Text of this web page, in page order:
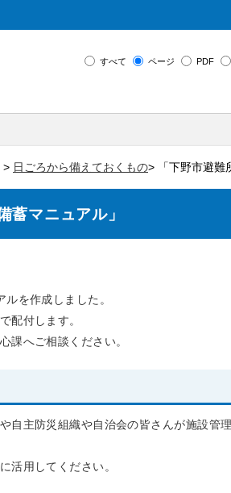
すべて ページ PDF
> 日ごろから備えておくもの> 「下野市避難
蓄マニュアル」
を作成しました。
配付します。
課へご相談ください。
自主防災組織や自治会の皆さんが施設管
活用してください。